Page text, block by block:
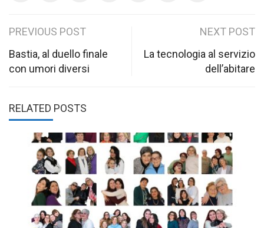
Post
navigation
PREVIOUS POST
Bastia, al duello finale
con umori diversi
NEXT POST
La tecnologia al servizio
dell’abitare
RELATED POSTS